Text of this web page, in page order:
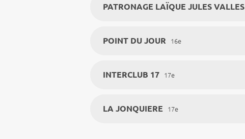
PATRONAGE LAÏQUE JULES VALLES
POINT DU JOUR 16e
INTERCLUB 17 17e
LA JONQUIERE 17e